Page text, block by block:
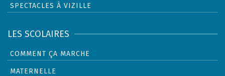
SPECTACLES À VIZILLE
LES SCOLAIRES
COMMENT ÇA MARCHE
MATERNELLE